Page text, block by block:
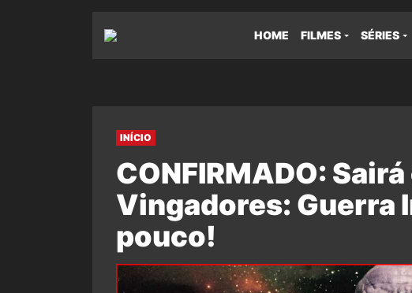
HOME FILMES SÉRIES
INÍCIO
CONFIRMADO:
Vingadores: Guerra
pouco!